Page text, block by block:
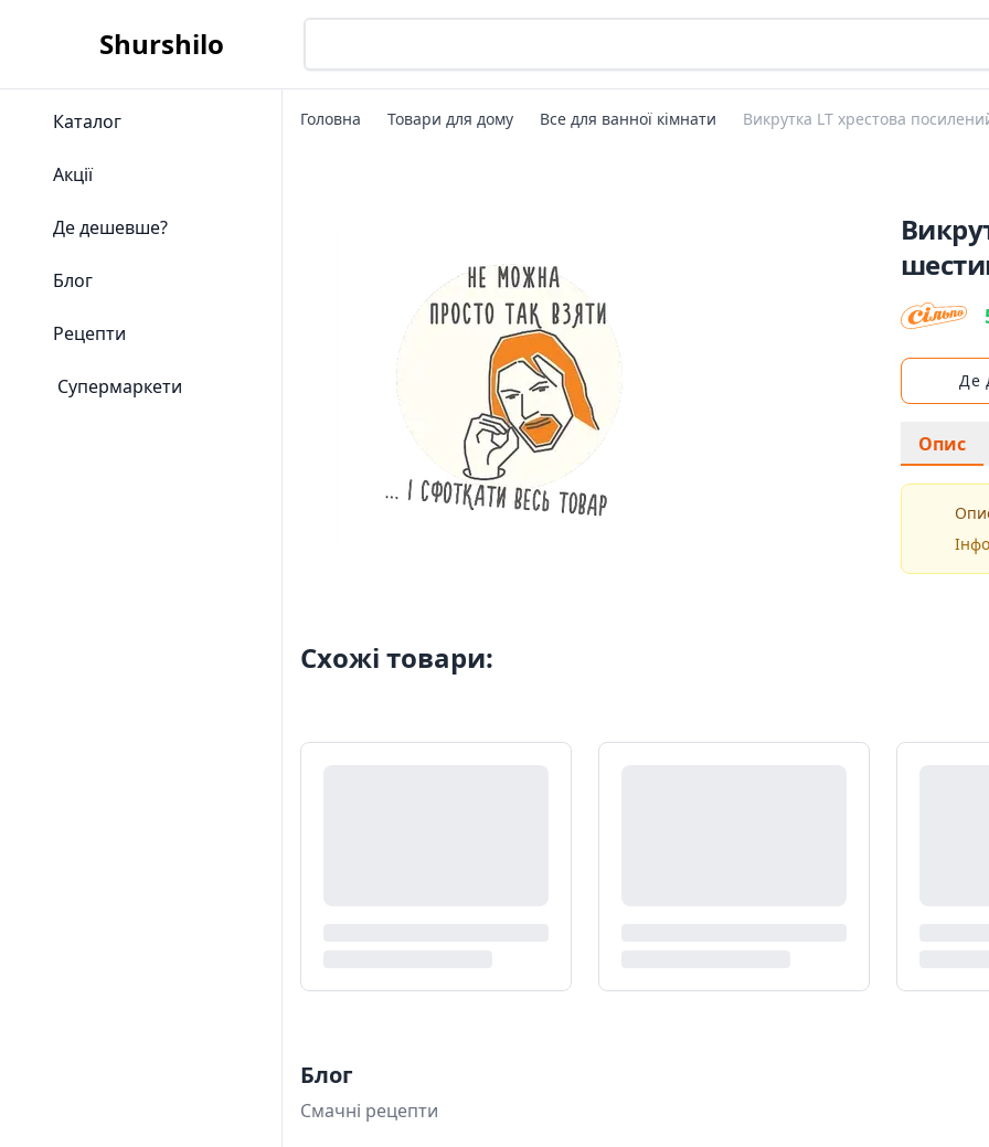
Shurshilo
Каталог
Акції
Де дешевше?
Блог
Рецепти
Супермаркети
Головна Товари для дому Все для ванної кімнати Викрутка LT хрестова
Де
Опис
Схожі товари:
Блог
Смачні рецепти